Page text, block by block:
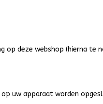
op deze webshop (hierna
uw apparaat worden